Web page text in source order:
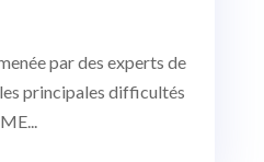
par des experts de
principales difficultés